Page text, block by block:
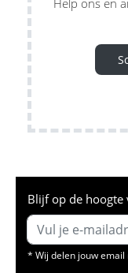
Blijf op de hoogte
* Wij delen jouw